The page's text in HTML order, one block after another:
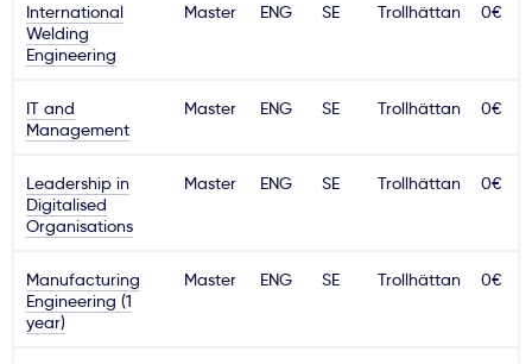
Dlaczego Kastu?
Aktualności
International
Welding
Engineering
Master ENG SE Trollhättan 0€
IT and
Management
Master ENG SE Trollhättan 0€
Leadership in
Digitalised
Organisations
Master ENG SE Trollhättan 0€
Manufacturing
Engineering (1
year)
Master ENG SE Trollhättan 0€